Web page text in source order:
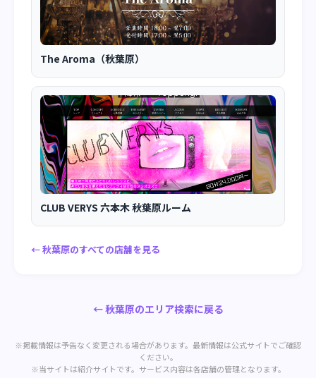
The Aroma（秋葉原）
CLUB VERYS 六本木 秋葉原ルーム
← 秋葉原のすべての店舗を見る
← 秋葉原のエリア検索に戻る
※掲載情報は予告なく変更される場合があります。最新情報は公式サイトでご確認
ください。
※当サイトは紹介サイトです。サービス内容は各店舗の管理となります。